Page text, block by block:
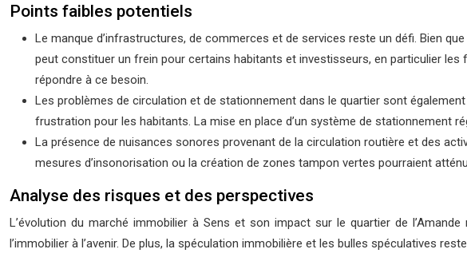
Points faibles potentiels
Le manque d’infrastructures, de commerces et de services reste un défi. Bien
peut constituer un frein pour certains habitants et investisseurs, en particulier les
répondre à ce besoin.
Les problèmes de circulation et de stationnement dans le quartier sont
frustration pour les habitants. La mise en place d’un système de stationnement
La présence de nuisances sonores provenant de la circulation routière et des
mesures d’insonorisation ou la création de zones tampon vertes pourraient
Analyse des risques et des perspectives
L’évolution du marché immobilier à Sens et son impact sur le quartier de
l’immobilier à l’avenir. De plus, la spéculation immobilière et les bulles spéculatives